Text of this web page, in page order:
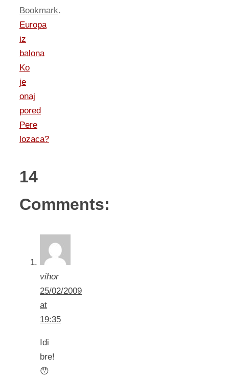
Bookmark.
Europa
iz
balona
Ko
je
onaj
pored
Pere
lozaca?
14
Comments:
vihor
25/02/2009
at
19:35
Idi
bre!
😯